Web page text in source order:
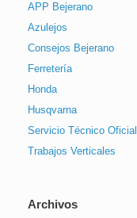
APP Bejerano
Azulejos
Consejos Bejerano
Ferretería
Honda
Husqvarna
Servicio Técnico Oficial
Trabajos Verticales
Archivos